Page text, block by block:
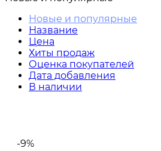
Новые и популярные
Название
Цена
Хиты продаж
Оценка покупателей
Дата добавления
В наличии
-9%